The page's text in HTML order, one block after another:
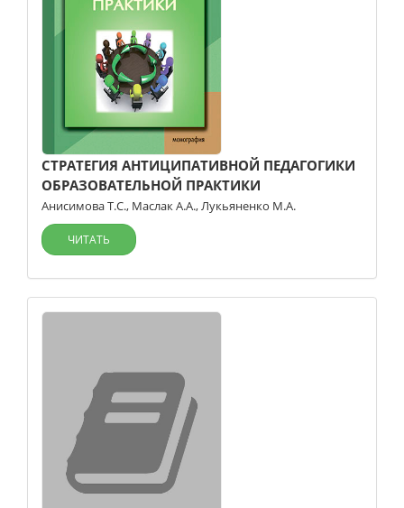
СТРАТЕГИЯ АНТИЦИПАТИВНОЙ ПЕДАГОГИКИ
ОБРАЗОВАТЕЛЬНОЙ ПРАКТИКИ
Анисимова Т.С., Маслак А.А.,Лукьяненко М.А.
ЧИТАТЬ